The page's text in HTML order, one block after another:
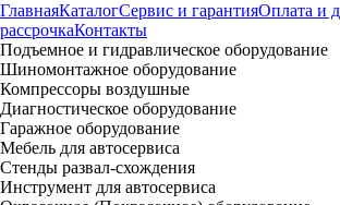
ГлавнаяКаталогСервис и гарантияОплата и
рассрочкаКонтакты
Подъемное и гидравлическое оборудование
Шиномонтажное оборудование
Компрессоры воздушные
Диагностическое оборудование
Гаражное оборудование
Мебель для автосервиса
Стенды развал-схождения
Инструмент для автосервиса